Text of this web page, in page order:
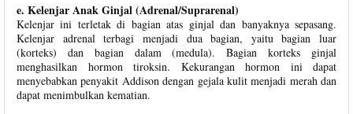
e. Kelenjar Anak Ginjal (Adrenal/Suprarenal)
Kelenjar ini terletak di bagian atas ginjal dan banyaknya sepasang.
Kelenjar adrenal terbagi menjadi dua bagian, yaitu bagian luar
(korteks) dan bagian dalam (medula). Bagian korteks ginjal
menghasilkan hormon tiroksin. Kekurangan hormon ini dapat
menyebabkan penyakit Addison dengan gejala kulit menjadi merah dan
dapat menimbulkan kematian.